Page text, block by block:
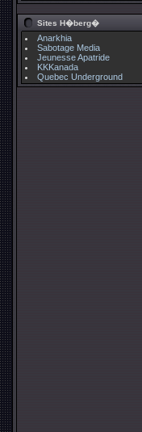
Sites H�berg�
Anarkhia
Sabotage Media
Jeunesse Apatride
KKKanada
Quebec Underground